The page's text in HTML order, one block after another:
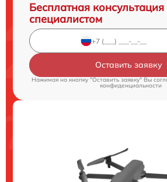
Бесплатная консультация
специалистом
Оставить заявку
Нажимая на кнопку "Оставить заявку" Вы
конфиденциальности